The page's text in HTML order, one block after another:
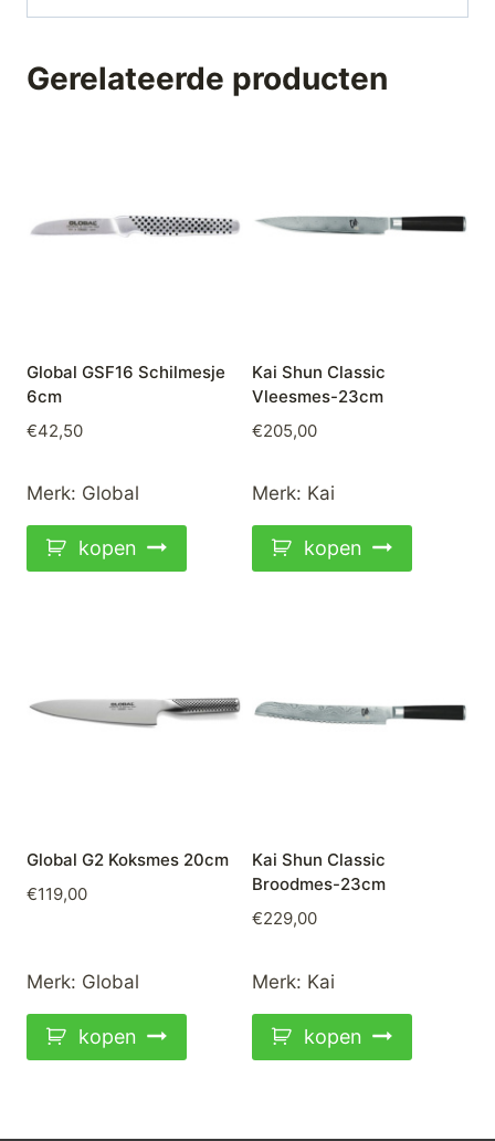
Gerelateerde producten
Global GSF16 Schilmesje
6cm
€42,50
Merk: Global
kopen
Kai Shun Classic
Vleesmes-23cm
€205,00
Merk: Kai
kopen
Global G2 Koksmes 20cm
€119,00
Merk: Global
kopen
Kai Shun Classic
Broodmes-23cm
€229,00
Merk: Kai
kopen